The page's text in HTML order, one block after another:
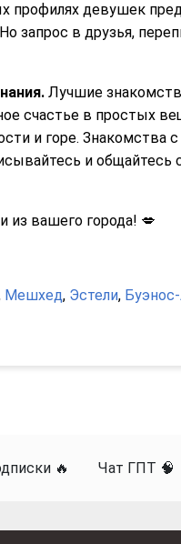
девушек
запрос в друзья,
Лучшие
счастье в простых
и горе. Знакомства
и
из вашего города! 💋
Мешхед, Эстели,
🔥 Чат ГПТ 🧠